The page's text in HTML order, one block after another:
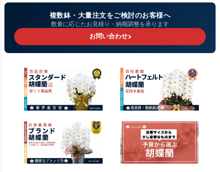
複数鉢・大量注文をご検討のお客様へ
数量に応じたお見積り・納期調整を承ります
お問い合わせ